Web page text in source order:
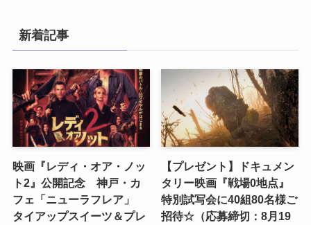
新着記事
映画『レディ・オア・ノッ
ト2』公開記念 神戸・カ
フェ「ニューラフレア」
タイアップスイーツ＆プレ
【プレゼント】ドキュメン
タリー映画『戦場0地点』
特別試写会に40組80名様ご
招待☆（応募締切：8月19